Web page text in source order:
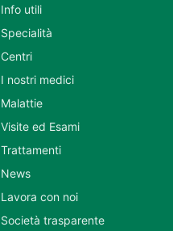
Info utili
Specialità
Centri
I nostri medici
Malattie
Visite ed Esami
Trattamenti
News
Lavora con noi
Società trasparente